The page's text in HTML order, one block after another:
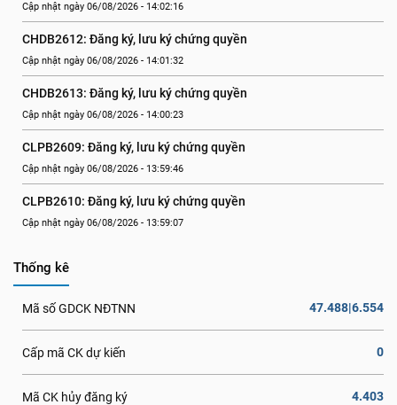
Cập nhật ngày 06/08/2026 - 14:02:16
CHDB2612: Đăng ký, lưu ký chứng quyền
Cập nhật ngày 06/08/2026 - 14:01:32
CHDB2613: Đăng ký, lưu ký chứng quyền
Cập nhật ngày 06/08/2026 - 14:00:23
CLPB2609: Đăng ký, lưu ký chứng quyền
Cập nhật ngày 06/08/2026 - 13:59:46
CLPB2610: Đăng ký, lưu ký chứng quyền
Cập nhật ngày 06/08/2026 - 13:59:07
Thống kê
Mã số GDCK NĐTNN 47.488|6.554
Cấp mã CK dự kiến 0
Mã CK hủy đăng ký 4.403